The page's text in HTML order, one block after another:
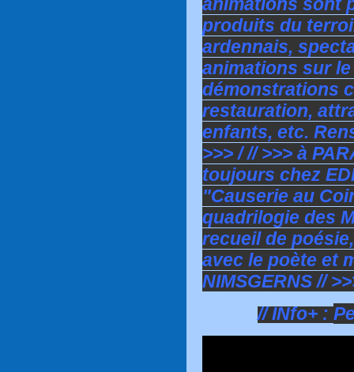
produits du
ardennais,
animations sur
démonstrations
restauration,
enfants, etc.
>>> / // >>> à
toujours chez
"Causerie au
quadrilogie des
recueil de
avec le poète et
NIMSGERNS //
// INfo+ :